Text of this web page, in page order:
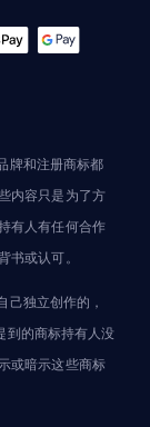
牌和注册商标都
内容只是为了方
有人有任何合作
书或认可。
独立创作的，
的商标持有人没
或暗示这些商标